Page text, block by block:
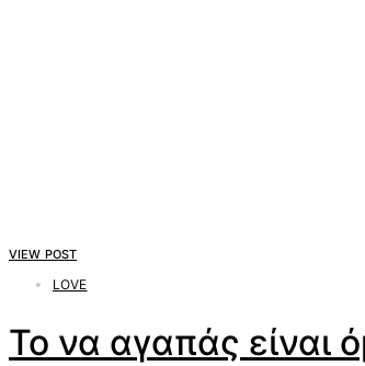
VIEW POST
LOVE
Το να αγαπάς είναι